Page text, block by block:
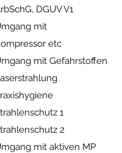
DGUV V1
mit
etc
mit Gefahrstoffen
1
2
mit aktiven MP